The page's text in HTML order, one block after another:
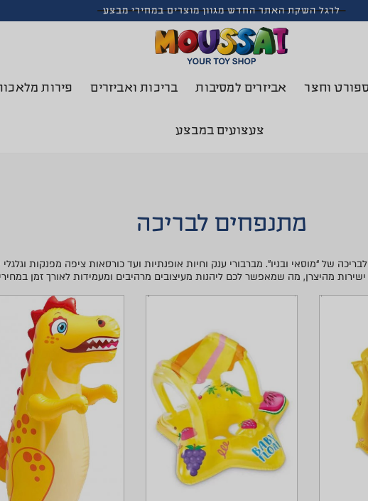
לרגל השקת האתר החדש מגוון מוצרים במחירי מבצע
וחצר אביזרים למסיבות בריכות ואביזרים פירות
צעצועים במבצע
מתנפחים לבריכה
של “מוסאי ובניו”. מברבורי ענק וחיות אופנתיות ועד כורסאות ציפה מפנקות
ישירות מהיצרן, מה שמאפשר לכם ליהנות מעיצובים מרהיבים ומעמידות לאורך זמן